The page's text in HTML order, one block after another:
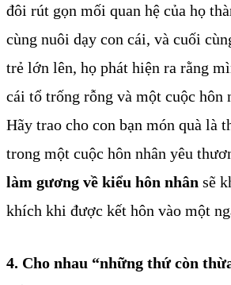
đôi rút gọn mối quan hệ của họ
cùng nuôi dạy con cái, và cuối
trẻ lớn lên, họ phát hiện ra rằng
cái tổ trống rỗng và một cuộc hôn
Hãy trao cho con bạn món quà là
trong một cuộc hôn nhân yêu
làm gương về kiểu hôn nhân sẽ
khích khi được kết hôn vào một
4. Cho nhau “những thứ còn